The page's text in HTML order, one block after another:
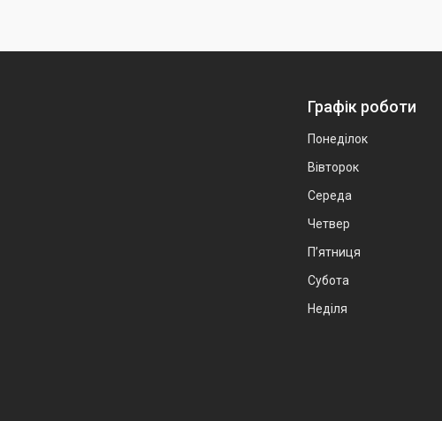
Графік роботи
Понеділок
Вівторок
Середа
Четвер
Пʼятниця
Субота
Неділя